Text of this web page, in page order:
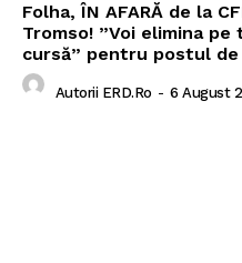
Folha, ÎN AFARĂ de la
Tromso! ”Voi elimina pe
cursă” pentru postul
Autorii ERD.ro - 6 August